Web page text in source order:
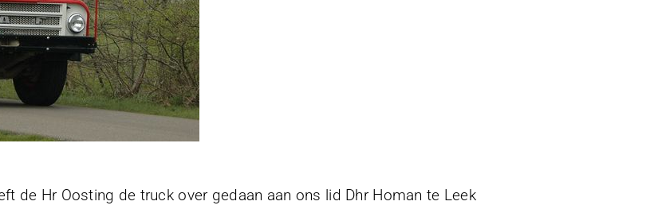
de Hr Oosting de truck over gedaan aan ons lid Dhr Homan te Leek